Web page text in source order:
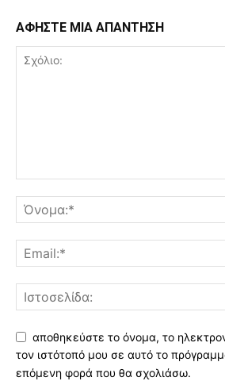
ΑΦΗΣΤΕ ΜΙΑ ΑΠΑΝΤΗΣΗ
αποθηκεύστε το όνομα, το
τον ιστότοπό μου σε αυτό το
επόμενη φορά που θα σχολιάσω.